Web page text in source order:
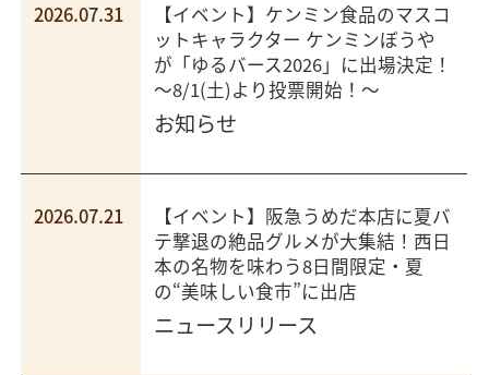
2026.07.31
【イベント】ケンミン食品のマスコ
ットキャラクター ケンミンぼうや
が「ゆるバース2026」に出場決定！
～8/1(土)より投票開始！～
お知らせ
2026.07.21
【イベント】阪急うめだ本店に夏バ
テ撃退の絶品グルメが大集結！西日
本の名物を味わう8日間限定・夏
の“美味しい食市”に出店
ニュースリリース